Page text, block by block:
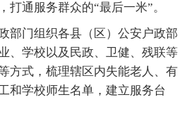
打通服务群众的“最后一米”。
门组织各县（区）公安户政部
、学校以及民政、卫健、残联等
方式，梳理辖区内失能老人、有
和学校师生名单，建立服务台